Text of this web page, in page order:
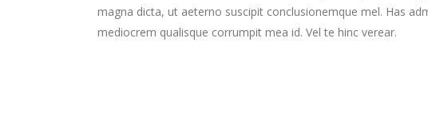
magna dicta, ut aeterno suscipit conclusionemque mel. Has
mediocrem qualisque corrumpit mea id. Vel te hinc verear.